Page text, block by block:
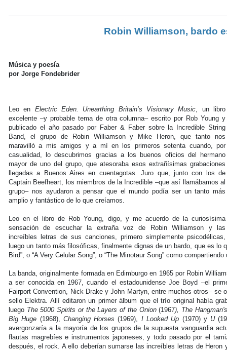
Robin Williamson, bardo
Música y poesía
por Jorge Fondebrider
Leo en Electric Eden. Unearthing Britain’s Visionary Music, un libro
excelente –y probable tema de otra columna– escrito por Rob Young y
publicado el año pasado por Faber & Faber sobre la Incredible String
Band, el grupo de Robin Williamson y Mike Heron, que tanto nos
maravilló a mis amigos y a mí en los primeros setenta cuando, por
casualidad, lo descubrimos gracias a los buenos oficios del hermano
mayor de uno del grupo, que atesoraba esos extrañísimas grabaciones
llegadas a Buenos Aires en cuentagotas. Juro que, junto con los de
Captain Beefheart, los miembros de la Incredible –que así llamábamos al
grupo– nos ayudaron a pensar que el mundo podía ser un tanto más
amplio y fantástico de lo que creíamos.
Leo en el libro de Rob Young, digo, y me acuerdo de la curiosísima
sensación de escuchar la extraña voz de Robin Williamson y las
increíbles letras de sus canciones, primero simplemente psicodélicas,
luego un tanto más filosóficas, finalmente dignas de un bardo, que es lo
Bird”, o “A Very Celular Song”, o “The Minotaur Song” como
La banda, originalmente formada en Edimburgo en 1965 por Robin
a ser conocida en 1967, cuando el estadounidense Joe Boyd –el
Fairport Convention, Nick Drake y John Martyn, entre muchos otros– se
sello Elektra. Allí editaron un primer álbum que el trío original había
luego The 5000 Spirits or the Layers of the Onion(1967), The
Big Huge (1968), Changing Horses (1969), I Looked Up (1970) y U
avergonzaría a la mayoría de los grupos de la supuesta vanguardia
flautas magrebíes e instrumentos japoneses, y todo pasado por el
después, el rock. A ello deberían sumarse las increíbles letras de Heron